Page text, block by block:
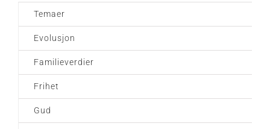
Temaer
Evolusjon
Familieverdier
Frihet
Gud